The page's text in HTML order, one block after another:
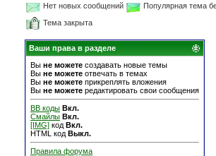
Нет новых сообщений
Популярная тема
Тема закрыта
Ваши права в разделе
Вы не можете создавать новые темы
Вы не можете отвечать в темах
Вы не можете прикреплять вложения
Вы не можете редактировать свои сообщения
BB коды Вкл.
Смайлы Вкл.
[IMG] код Вкл.
HTML код Выкл.
Правила форума